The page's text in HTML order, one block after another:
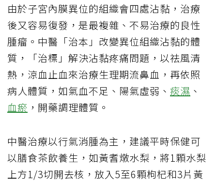
由於子宮內膜異位的組織會四處沾黏，治療
後又容易復發，是最複雜、不易治療的良性
腫瘤。中醫「治本」改變異位組織沾黏的體
質，「治標」解決沾黏疼痛問題，以祛風清
熱，涼血止血來治療生理期流鼻血，再依照
病人體質，如氣血不足、陽氣虛弱、 痰濕 、
血瘀 ，開藥調理體質。
中醫治療以行氣消腫為主，建議平時保健可
以膳食茶飲養生，如黃耆燉水梨，將1顆水梨
上方1/3切開去核，放入5至6顆枸杞和3片黃